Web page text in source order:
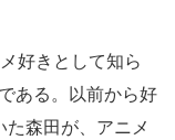
好きとして知ら
ある。以前から好
森田が、アニメ